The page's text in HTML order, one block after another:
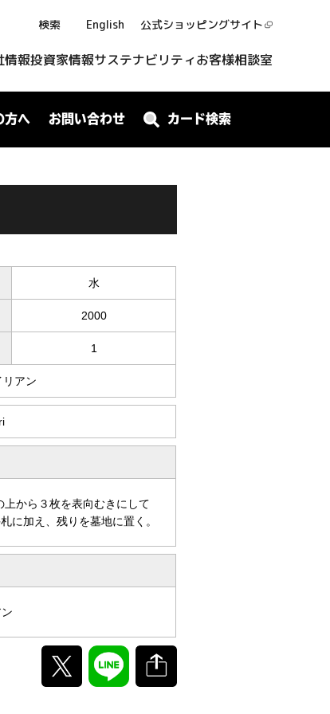
検索 English 公式ショッピングサイト
情報投資家情報サステナビリティお客様相談室
方へ お問い合わせ カード検索
水
2000
1
アン
から３枚を表向むきにして
に加え、残りを墓地に置く。